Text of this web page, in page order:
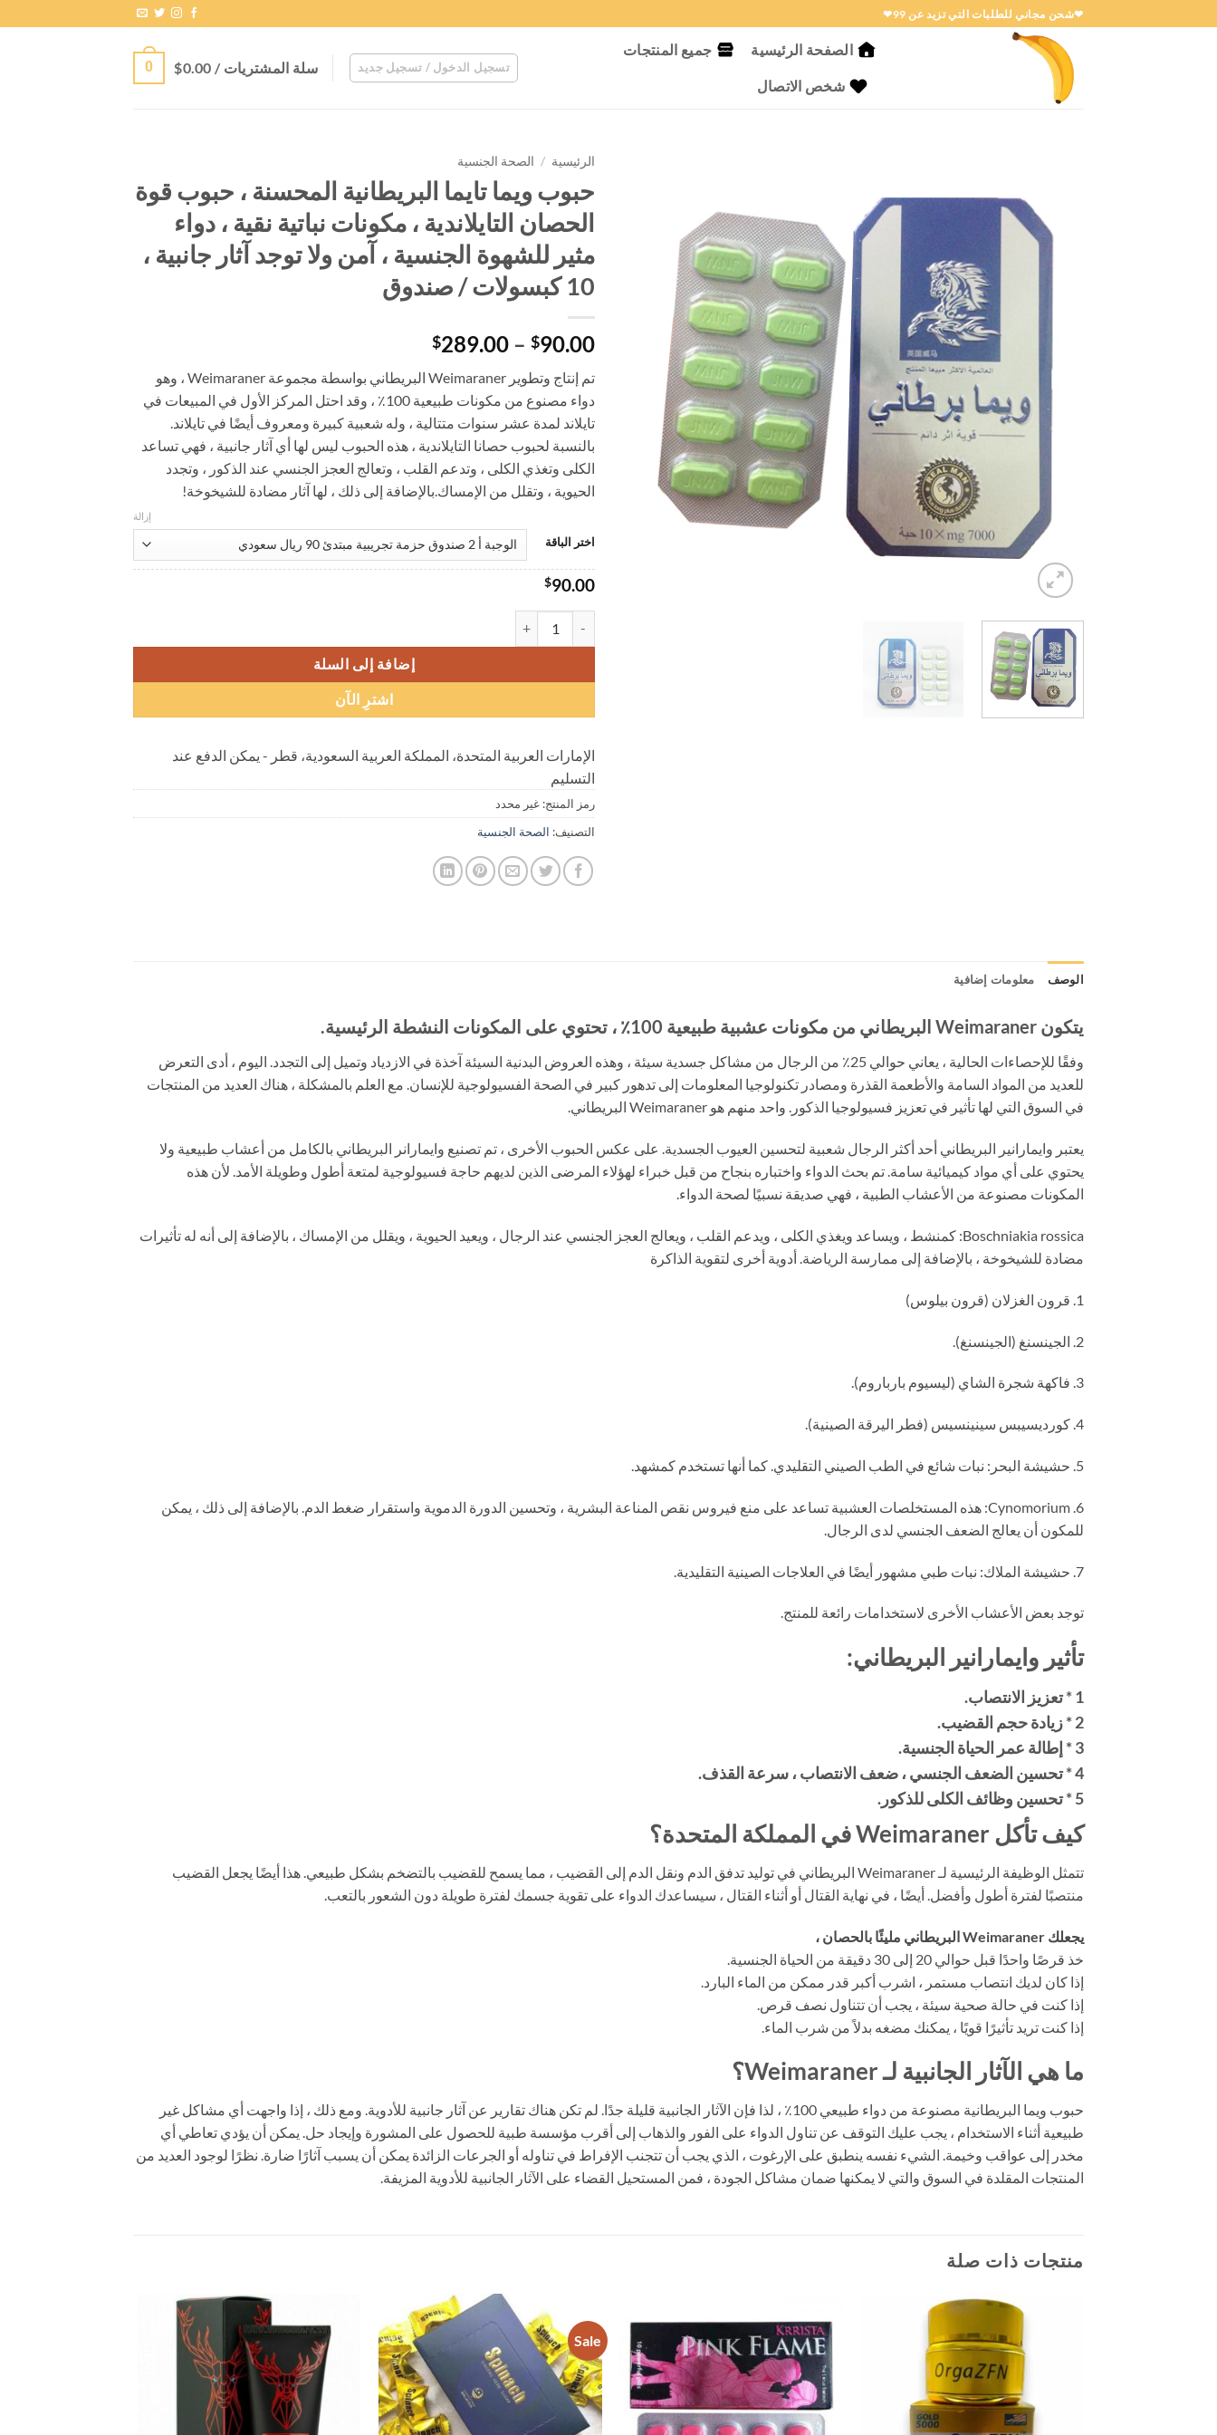
للمحتوى
❤شحن مجاني للطلبات التي تزيد عن 99❤
الصفحة الرئيسية جميع المنتجات
شخص الاتصال
تسجيل الدخول / تسجيل جديد سلة المشتريات / $0.00
0
الرئيسية / الصحة الجنسية
حبوب ويما تايما البريطانية المحسنة ، حبوب قوة
الحصان التايلاندية ، مكونات نباتية نقية ، دواء
مثير للشهوة الجنسية ، آمن ولا توجد آثار جانبية ،
10 كبسولات / صندوق
$90.00
–
$289.00 نطاق
من
خلال
تم إنتاج وتطوير Weimaraner البريطاني بواسطة مجموعة Weimaraner ، وهو
دواء مصنوع من مكونات طبيعية 100٪ ، وقد احتل المركز الأول في المبيعات في
تايلاند لمدة عشر سنوات متتالية ، وله شعبية كبيرة ومعروف أيضًا في تايلاند.
بالنسبة لحبوب حصانا التايلاندية ، هذه الحبوب ليس لها أي آثار جانبية ، فهي تساعد
الكلى وتغذي الكلى ، وتدعم القلب ، وتعالج العجز الجنسي عند الذكور ، وتجدد
الحيوية ، وتقلل من الإمساك.بالإضافة إلى ذلك ، لها آثار مضادة للشيخوخة!
اختر الباقة
إزالة
$90.00
إضافة إلى السلة
اشترِ الآن
الإمارات العربية المتحدة، المملكة العربية السعودية، قطر - يمكن الدفع عند
التسليم
رمز المنتج: غير محدد
التصنيف: الصحة الجنسية
الوصف معلومات إضافية
يتكون Weimaraner البريطاني من مكونات عشبية طبيعية 100٪ ، تحتوي على المكونات النشطة الرئيسية.
وفقًا للإحصاءات الحالية ، يعاني حوالي 25٪ من الرجال من مشاكل جسدية سيئة ، وهذه العروض البدنية السيئة آخذة في الازدياد وتميل إلى التجدد. اليوم ، أدى التعرض
للعديد من المواد السامة والأطعمة القذرة ومصادر تكنولوجيا المعلومات إلى تدهور كبير في الصحة الفسيولوجية للإنسان. مع العلم بالمشكلة ، هناك العديد من المنتجات
في السوق التي لها تأثير في تعزيز فسيولوجيا الذكور. واحد منهم هو Weimaraner البريطاني.
يعتبر وايمارانير البريطاني أحد أكثر الرجال شعبية لتحسين العيوب الجسدية. على عكس الحبوب الأخرى ، تم تصنيع وايمارانر البريطاني بالكامل من أعشاب طبيعية ولا
يحتوي على أي مواد كيميائية سامة. تم بحث الدواء واختباره بنجاح من قبل خبراء لهؤلاء المرضى الذين لديهم حاجة فسيولوجية لمتعة أطول وطويلة الأمد. لأن هذه
المكونات مصنوعة من الأعشاب الطبية ، فهي صديقة نسبيًا لصحة الدواء.
Boschniakia rossica: كمنشط ، ويساعد ويغذي الكلى ، ويدعم القلب ، ويعالج العجز الجنسي عند الرجال ، ويعيد الحيوية ، ويقلل من الإمساك ، بالإضافة إلى أنه له تأثيرات
مضادة للشيخوخة ، بالإضافة إلى ممارسة الرياضة. أدوية أخرى لتقوية الذاكرة
1. قرون الغزلان (قرون بيلوس)
2. الجينسنغ (الجينسنغ).
3. فاكهة شجرة الشاي (ليسيوم بارباروم).
4. كورديسيبس سينينسيس (فطر اليرقة الصينية).
5. حشيشة البحر: نبات شائع في الطب الصيني التقليدي. كما أنها تستخدم كمشهد.
6. Cynomorium: هذه المستخلصات العشبية تساعد على منع فيروس نقص المناعة البشرية ، وتحسين الدورة الدموية واستقرار ضغط الدم. بالإضافة إلى ذلك ، يمكن
للمكون أن يعالج الضعف الجنسي لدى الرجال.
7. حشيشة الملاك: نبات طبي مشهور أيضًا في العلاجات الصينية التقليدية.
توجد بعض الأعشاب الأخرى لاستخدامات رائعة للمنتج.
تأثير وايمارانير البريطاني:
1 * تعزيز الانتصاب.
2 * زيادة حجم القضيب.
3 * إطالة عمر الحياة الجنسية.
4 * تحسين الضعف الجنسي ، ضعف الانتصاب ، سرعة القذف.
5 * تحسين وظائف الكلى للذكور.
كيف تأكل Weimaraner في المملكة المتحدة؟
تتمثل الوظيفة الرئيسية لـ Weimaraner البريطاني في توليد تدفق الدم ونقل الدم إلى القضيب ، مما يسمح للقضيب بالتضخم بشكل طبيعي. هذا أيضًا يجعل القضيب
منتصبًا لفترة أطول وأفضل. أيضًا ، في نهاية القتال أو أثناء القتال ، سيساعدك الدواء على تقوية جسمك لفترة طويلة دون الشعور بالتعب.
يجعلك Weimaraner البريطاني مليئًا بالحصان ،
خذ قرصًا واحدًا قبل حوالي 20 إلى 30 دقيقة من الحياة الجنسية.
إذا كان لديك انتصاب مستمر ، اشرب أكبر قدر ممكن من الماء البارد.
إذا كنت في حالة صحية سيئة ، يجب أن تتناول نصف قرص.
إذا كنت تريد تأثيرًا قويًا ، يمكنك مضغه بدلاً من شرب الماء.
ما هي الآثار الجانبية لـ Weimaraner؟
حبوب ويما البريطانية مصنوعة من دواء طبيعي 100٪ ، لذا فإن الآثار الجانبية قليلة جدًا. لم تكن هناك تقارير عن آثار جانبية للأدوية. ومع ذلك ، إذا واجهت أي مشاكل غير
طبيعية أثناء الاستخدام ، يجب عليك التوقف عن تناول الدواء على الفور والذهاب إلى أقرب مؤسسة طبية للحصول على المشورة وإيجاد حل. يمكن أن يؤدي تعاطي أي
مخدر إلى عواقب وخيمة. الشيء نفسه ينطبق على الإرغوت ، الذي يجب أن تتجنب الإفراط في تناوله أو الجرعات الزائدة يمكن أن يسبب آثارًا ضارة. نظرًا لوجود العديد من
المنتجات المقلدة في السوق والتي لا يمكنها ضمان مشاكل الجودة ، فمن المستحيل القضاء على الآثار الجانبية للأدوية المزيفة.
منتجات ذات صلة
Sale